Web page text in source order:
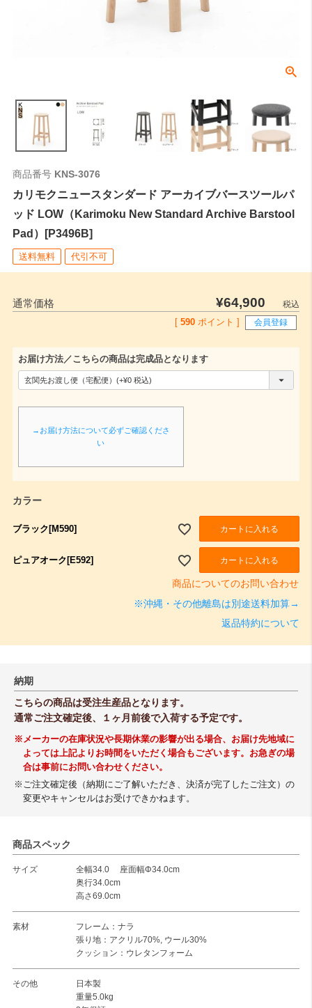
商品番号 KNS-3076
カリモクニュースタンダード アーカイブバースツールパ
ッド LOW（Karimoku New Standard Archive Barstool
Pad）[P3496B]
送料無料 代引不可
通常価格 ¥64,900
税込
[ 590 ポイント ] 会員登録
お届け方法／こちらの商品は完成品となります
→お届け方法について必ずご確認くださ
い
カラー
ブラック[M590] カートに入れる
ピュアオーク[E592] カートに入れる
商品についてのお問い合わせ
※沖縄・その他離島は別途送料加算→
返品特約について
納期
こちらの商品は受注生産品となります。
通常ご注文確定後、１ヶ月前後で入荷する予定です。
※メーカーの在庫状況や長期休業の影響が出る場合、お届け先地域に
よっては上記よりお時間をいただく場合もございます。お急ぎの場
合は事前にお問い合わせください。
※ご注文確定後（納期にご了解いただき、決済が完了したご注文）の
変更やキャンセルはお受けできかねます。
商品スペック
サイズ
全幅34.0 座面幅Φ34.0cm
奥行34.0cm
高さ69.0cm
素材
フレーム：ナラ
張り地：アクリル70%, ウール30%
クッション：ウレタンフォーム
その他
日本製
重量5.0kg